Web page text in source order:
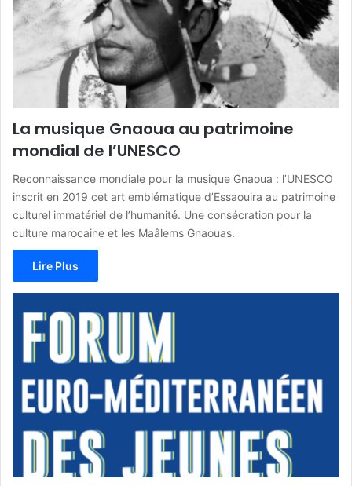
La musique Gnaoua au patrimoine
mondial de l’UNESCO
Reconnaissance mondiale pour la musique Gnaoua : l’UNESCO
inscrit en 2019 cet art emblématique d’Essaouira au patrimoine
culturel immatériel de l’humanité. Une consécration pour la
culture marocaine et les Maâlems Gnaouas.
Lire Plus